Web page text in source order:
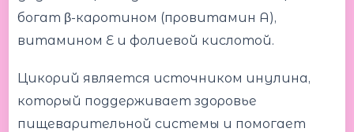
богат β-каротином (провитамин А),
витамином Е и фолиевой кислотой.
Цикорий является источником инулина,
который поддерживает здоровье
пищеварительной системы и помогает